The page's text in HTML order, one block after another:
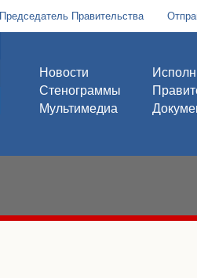
Председатель Правительства
Новости
Стенограммы
Мультимедиа